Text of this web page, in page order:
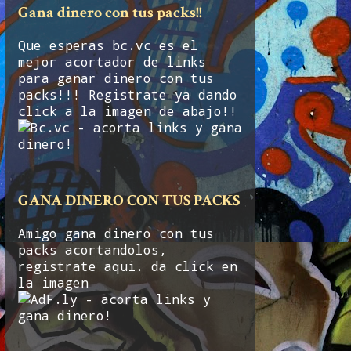
Gana dinero con tus packs!!
Que esperas bc.vc es el
mejor acortador de links
para ganar dinero con tus
packs!!! Registrate ya dando
click a la imagen de abajo!!
GANA DINERO CON TUS PACKS
Amigo gana dinero con tus
packs acortandolos,
registrate aqui. da click en
la imagen